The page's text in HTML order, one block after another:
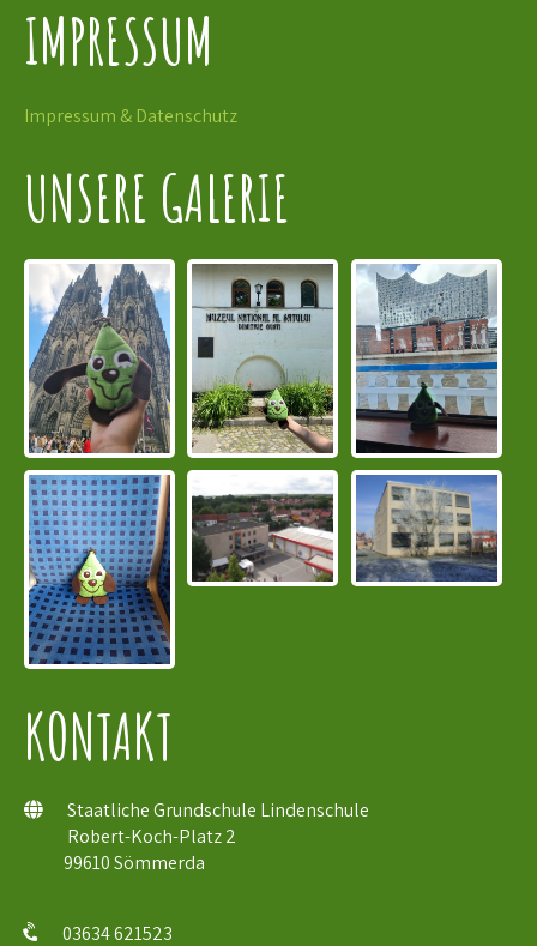
IMPRESSUM
Impressum & Datenschutz
UNSERE GALERIE
KONTAKT
Staatliche Grundschule Lindenschule
Robert-Koch-Platz 2
99610 Sömmerda
03634 621523